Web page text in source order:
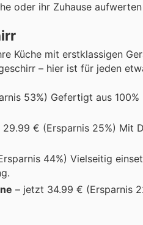
oder ihr Zuhause
Küche mit erstklassigen
– hier ist für jeden
53%) Gefertigt aus
€ (Ersparnis 25%) Mit
44%) Vielseitig
– jetzt 34.99 € (Ersparnis